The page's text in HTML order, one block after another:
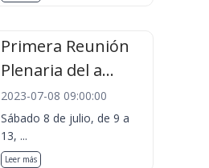
Primera Reunión
Plenaria del a...
2023-07-08 09:00:00
Sábado 8 de julio, de 9 a
13, ...
Leer más